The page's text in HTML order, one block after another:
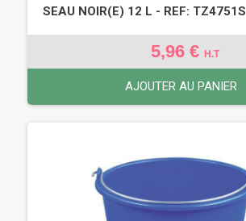
SEAU NOIR(E) 12 L - REF: TZ4751S
5,96 € H.T
AJOUTER AU PANIER